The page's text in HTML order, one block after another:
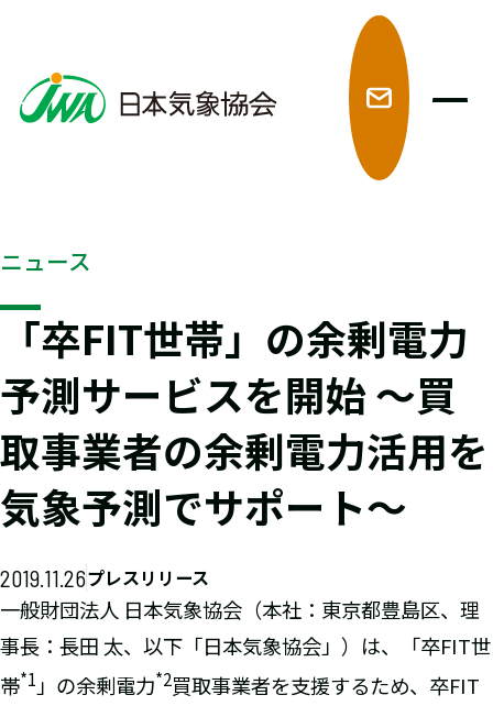
ニュース
「卒FIT世帯」の余剰電力
予測サービスを開始 ～買
取事業者の余剰電力活用を
気象予測でサポート～
2019.11.26プレスリリース
一般財団法人 日本気象協会（本社：東京都豊島区、理
事長：長田 太、以下「日本気象協会」）は、「卒FIT世
帯*1」の余剰電力*2買取事業者を支援するため、卒FIT